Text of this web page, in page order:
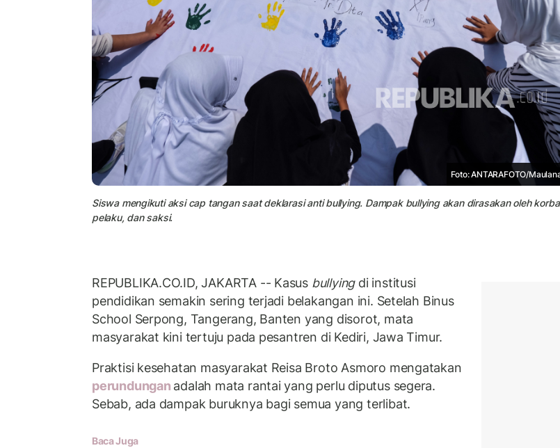
Foto: ANTARAFOTO/
Siswa mengikuti aksi cap tangan saat deklarasi anti bullying. Dampak bullying akan dirasakan oleh
pelaku, dan saksi.
REPUBLIKA.CO.ID, JAKARTA -- Kasus bullyingdi institusi
pendidikan semakin sering terjadi belakangan ini. Setelah Binus
School Serpong, Tangerang, Banten yang disorot, mata
masyarakat kini tertuju pada pesantren di Kediri, Jawa Timur.
Praktisi kesehatan masyarakat Reisa Broto Asmoro mengatakan
perundungan adalah mata rantai yang perlu diputus segera.
Sebab, ada dampak buruknya bagi semua yang terlibat.
Baca Juga